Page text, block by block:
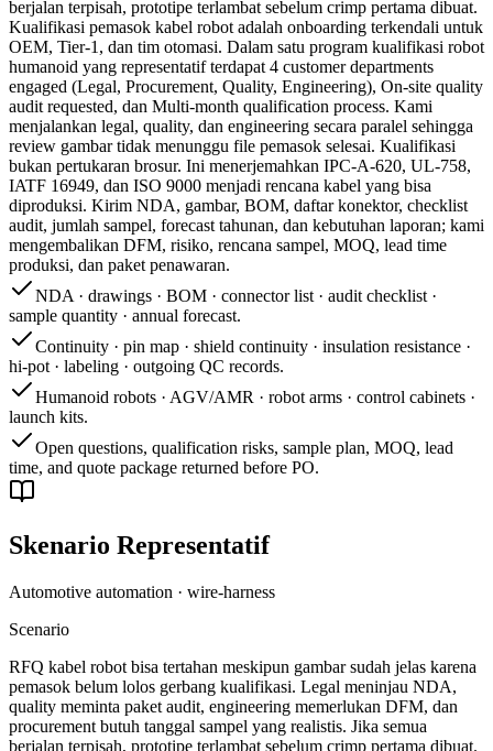
berjalan terpisah, prototipe terlambat sebelum crimp pertama dibuat.
Kualifikasi pemasok kabel robot adalah onboarding terkendali untuk
OEM, Tier-1, dan tim otomasi. Dalam satu program kualifikasi robot
humanoid yang representatif terdapat 4 customer departments
engaged (Legal, Procurement, Quality, Engineering), On-site quality
audit requested, dan Multi-month qualification process. Kami
menjalankan legal, quality, dan engineering secara paralel sehingga
review gambar tidak menunggu file pemasok selesai. Kualifikasi
bukan pertukaran brosur. Ini menerjemahkan IPC-A-620, UL-758,
IATF 16949, dan ISO 9000 menjadi rencana kabel yang bisa
diproduksi. Kirim NDA, gambar, BOM, daftar konektor, checklist
audit, jumlah sampel, forecast tahunan, dan kebutuhan laporan; kami
mengembalikan DFM, risiko, rencana sampel, MOQ, lead time
produksi, dan paket penawaran.
NDA · drawings · BOM · connector list · audit checklist ·
sample quantity · annual forecast.
Continuity · pin map · shield continuity · insulation resistance ·
hi-pot · labeling · outgoing QC records.
Humanoid robots · AGV/AMR · robot arms · control cabinets ·
launch kits.
Open questions, qualification risks, sample plan, MOQ, lead
time, and quote package returned before PO.
Skenario Representatif
Automotive automation · wire-harness
Scenario
RFQ kabel robot bisa tertahan meskipun gambar sudah jelas karena
pemasok belum lolos gerbang kualifikasi. Legal meninjau NDA,
quality meminta paket audit, engineering memerlukan DFM, dan
procurement butuh tanggal sampel yang realistis. Jika semua
berjalan terpisah, prototipe terlambat sebelum crimp pertama dibuat.